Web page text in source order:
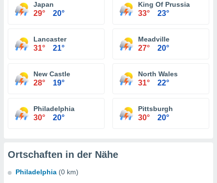
Japan
29° 20°
King Of Prussia
33° 23°
Lancaster
31° 21°
Meadville
27° 20°
New Castle
28° 19°
North Wales
31° 22°
Philadelphia
30° 20°
Pittsburgh
30° 20°
Ortschaften in der Nähe
Philadelphia (0 km)